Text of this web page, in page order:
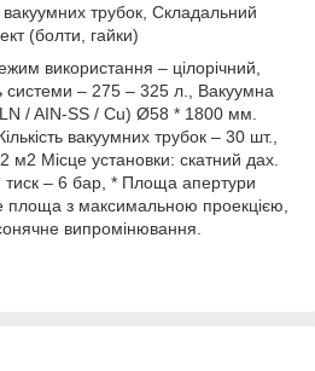
трубок, Складальний
(болти, гайки)
використання – цілорічний,
системи – 275 – 325 л., Вакуумна
/ AIN-SS / Cu) Ø58 * 1800 мм.
вакуумних трубок – 30 шт.,
Місце установки: скатний дах.
– 6 бар, * Площа апертури
з максимальною проекцією,
випромінювання.